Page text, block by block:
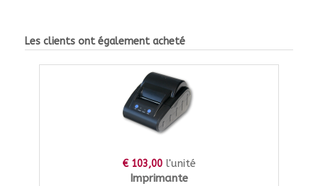
Les clients ont également acheté
€ 103,00 l'unité
Imprimante